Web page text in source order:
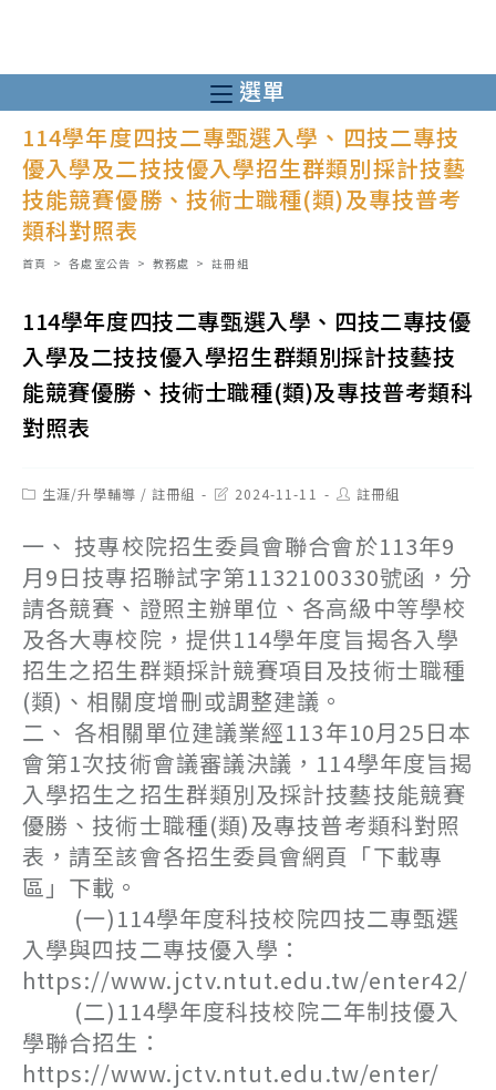
至
主
內
容
選單
114學年度四技二專甄選入學、四技二專技
優入學及二技技優入學招生群類別採計技藝
技能競賽優勝、技術士職種(類)及專技普考
類科對照表
首頁 > 各處室公告 > 教務處 > 註冊組
114學年度四技二專甄選入學、四技二專技優
入學及二技技優入學招生群類別採計技藝技
能競賽優勝、技術士職種(類)及專技普考類科
對照表
Post生涯/升學輔導 / 註冊組
Post2024-11-11
Post註冊組
一、 技專校院招生委員會聯合會於113年9
月9日技專招聯試字第1132100330號函，分
請各競賽、證照主辦單位、各高級中等學校
及各大專校院，提供114學年度旨揭各入學
招生之招生群類採計競賽項目及技術士職種
(類)、相關度增刪或調整建議。
二、 各相關單位建議業經113年10月25日本
會第1次技術會議審議決議，114學年度旨揭
入學招生之招生群類別及採計技藝技能競賽
優勝、技術士職種(類)及專技普考類科對照
表，請至該會各招生委員會網頁「下載專
區」下載。
(一)114學年度科技校院四技二專甄選
入學與四技二專技優入學：
https://www.jctv.ntut.edu.tw/enter42/
(二)114學年度科技校院二年制技優入
學聯合招生：
https://www.jctv.ntut.edu.tw/enter/